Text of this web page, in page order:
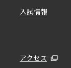
入試情報
アクセス